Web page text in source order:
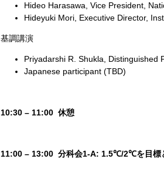
Hideo Harasawa, Vice President,
Hideyuki Mori, Executive Director,
基調講演
Priyadarshi R. Shukla, Distinguished
Japanese participant (TBD)
10:30 – 11:00 休憩
11:00 – 13:00 分科会1-A: 1.5℃/2℃を目標